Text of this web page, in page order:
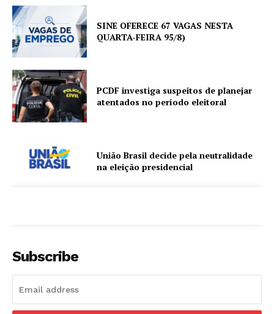
SINE OFERECE 67 VAGAS NESTA
QUARTA-FEIRA 95/8)
PCDF investiga suspeitos de planejar
atentados no período eleitoral
União Brasil decide pela neutralidade
na eleição presidencial
Subscribe